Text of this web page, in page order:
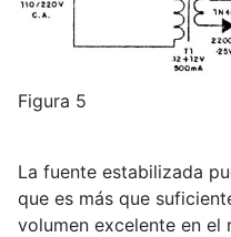
Figura 5
La fuente estabilizada
que es más que
volumen excelente en el